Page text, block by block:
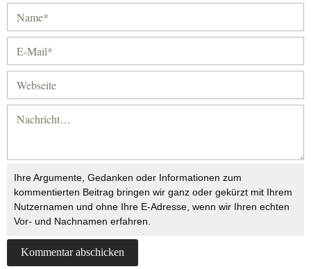
Ihre Argumente, Gedanken oder Informationen zum
kommentierten Beitrag bringen wir ganz oder gekürzt mit Ihrem
Nutzernamen und ohne Ihre E-Adresse, wenn wir Ihren echten
Vor- und Nachnamen erfahren.